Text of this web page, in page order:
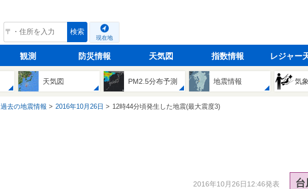
tenki.jp 検索
現在地
観測 防災情報 天気図 指数情報 レジャー
天気図 PM2.5分布予測 地震情報 気
過去の地震情報 2016年10月26日 12時44分頃発生した地震(最大震度3)
2016年10月26日12:46発表